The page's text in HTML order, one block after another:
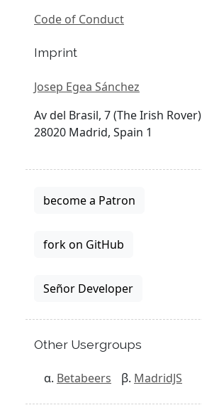
Code of Conduct
Imprint
Josep Egea Sánchez
Av del Brasil, 7 (The Irish Rover)
28020 Madrid, Spain 1
become a Patron
fork on GitHub
Señor Developer
Other Usergroups
Betabeers MadridJS